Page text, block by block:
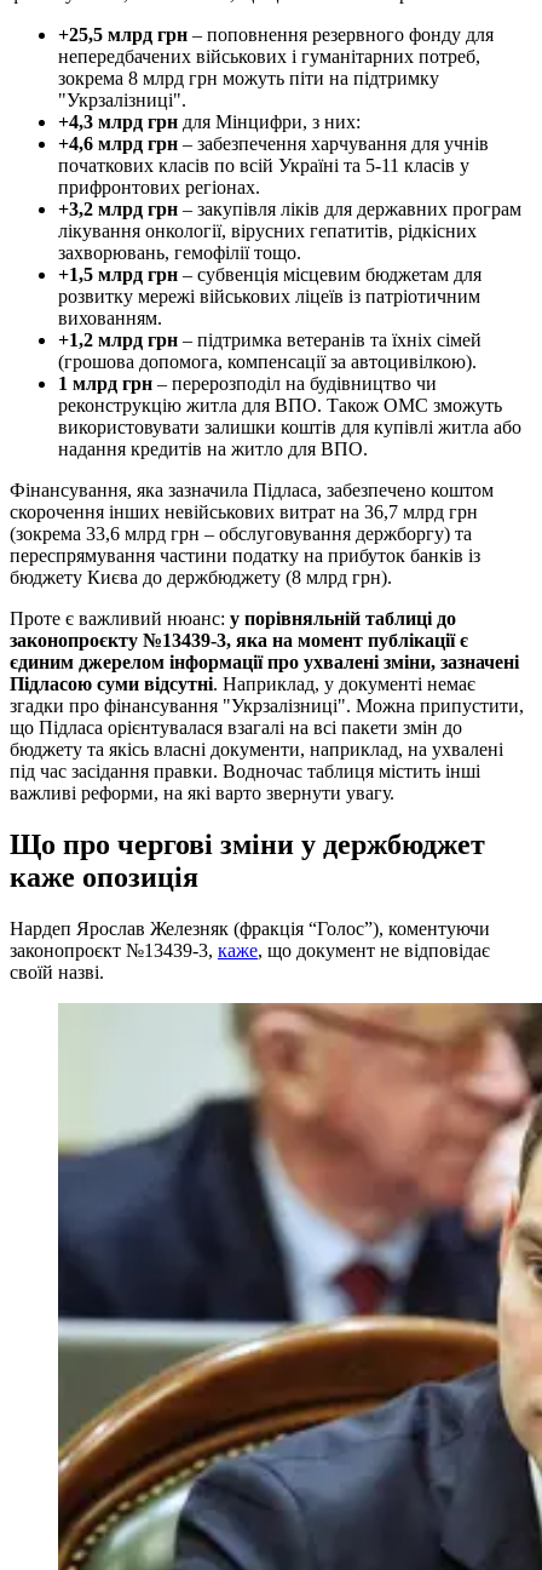
+25,5 млрд грн – поповнення резервного фонду для
непередбачених військових і гуманітарних потреб,
зокрема 8 млрд грн можуть піти на підтримку
"Укрзалізниці".
+4,3 млрд грн для Мінцифри, з них:
+4,6 млрд грн – забезпечення харчування для учнів
початкових класів по всій Україні та 5-11 класів у
прифронтових регіонах.
+3,2 млрд грн – закупівля ліків для державних програм
лікування онкології, вірусних гепатитів, рідкісних
захворювань, гемофілії тощо.
+1,5 млрд грн – субвенція місцевим бюджетам для
розвитку мережі військових ліцеїв із патріотичним
вихованням.
+1,2 млрд грн – підтримка ветеранів та їхніх сімей
(грошова допомога, компенсації за автоцивілкою).
1 млрд грн – перерозподіл на будівництво чи
реконструкцію житла для ВПО. Також ОМС зможуть
використовувати залишки коштів для купівлі житла або
надання кредитів на житло для ВПО.
Фінансування, яка зазначила Підласа, забезпечено коштом
скорочення інших невійськових витрат на 36,7 млрд грн
(зокрема 33,6 млрд грн – обслуговування держборгу) та
переспрямування частини податку на прибуток банків із
бюджету Києва до держбюджету (8 млрд грн).
Проте є важливий нюанс: у порівняльній таблиці до
законопроєкту №13439-3, яка на момент публікації є
єдиним джерелом інформації про ухвалені зміни, зазначені
Підласою суми відсутні. Наприклад, у документі немає
згадки про фінансування "Укрзалізниці". Можна припустити,
що Підласа орієнтувалася взагалі на всі пакети змін до
бюджету та якісь власні документи, наприклад, на ухвалені
під час засідання правки. Водночас таблиця містить інші
важливі реформи, на які варто звернути увагу.
Що про чергові зміни у держбюджет
каже опозиція
Нардеп Ярослав Железняк (фракція “Голос”), коментуючи
законопроєкт №13439-3, каже, що документ не відповідає
своїй назві.